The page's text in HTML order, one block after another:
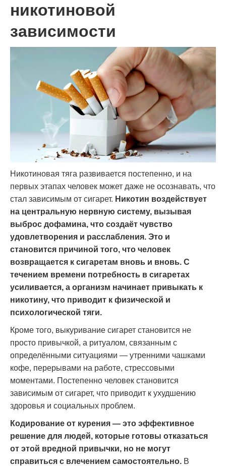
никотиновой
зависимости
Никотиновая тяга развивается постепенно, и на
первых этапах человек может даже не осознавать, что
стал зависимым от сигарет. Никотин воздействует
на центральную нервную систему, вызывая
выброс дофамина, что создаёт чувство
удовлетворения и расслабления. Это и
становится причиной того, что человек
возвращается к сигаретам вновь и вновь. С
течением времени потребность в сигаретах
усиливается, а организм начинает привыкать к
никотину, что приводит к физической и
психологической тяги.
Кроме того, выкуривание сигарет становится не
просто привычкой, а ритуалом, связанным с
определёнными ситуациями — утренними чашками
кофе, перерывами на работе, стрессовыми
моментами. Постепенно человек становится
зависимым от сигарет, что приводит к ухудшению
здоровья и социальных проблем.
Кодирование от курения — это эффективное
решение для людей, которые готовы отказаться
от этой вредной привычки, но не могут
справиться с влечением самостоятельно. В